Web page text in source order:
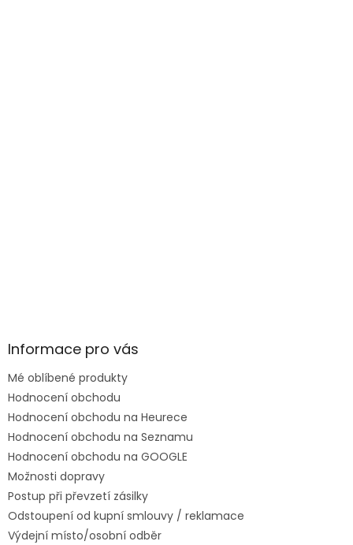
Informace pro vás
Mé oblíbené produkty
Hodnocení obchodu
Hodnocení obchodu na Heurece
Hodnocení obchodu na Seznamu
Hodnocení obchodu na GOOGLE
Možnosti dopravy
Postup při převzetí zásilky
Odstoupení od kupní smlouvy / reklamace
Výdejní místo/osobní odběr